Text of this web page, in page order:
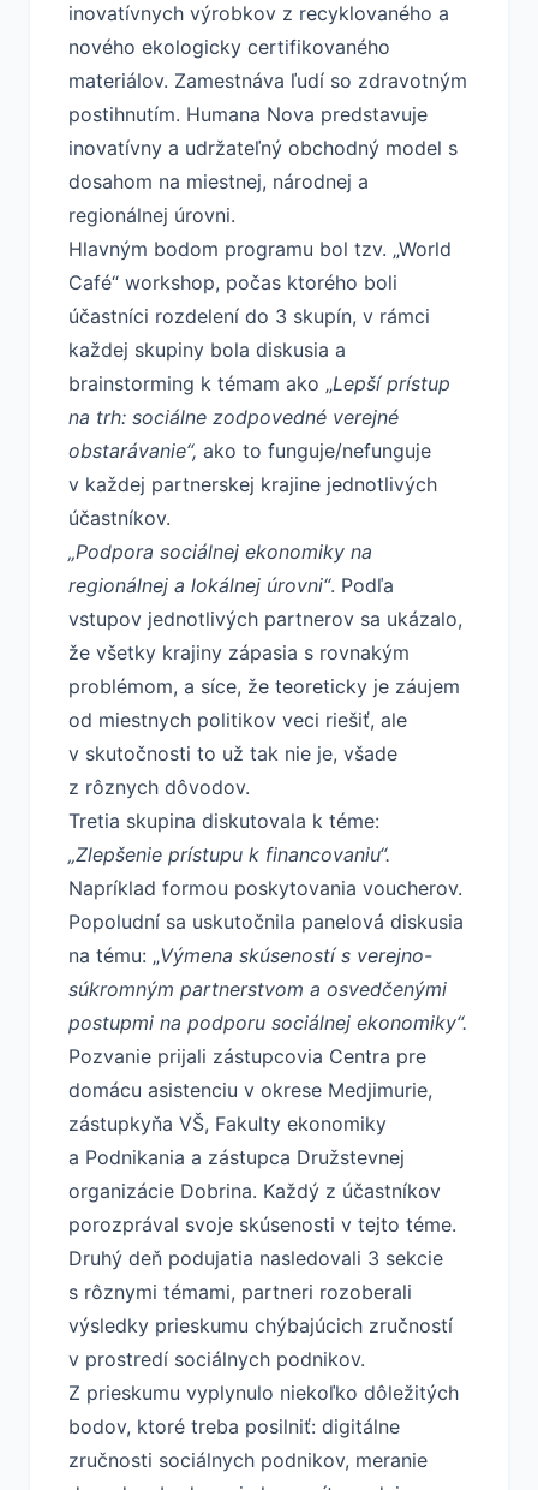
inovatívnych výrobkov z recyklovaného a
nového ekologicky certifikovaného
materiálov. Zamestnáva ľudí so zdravotným
postihnutím. Humana Nova predstavuje
inovatívny a udržateľný obchodný model s
dosahom na miestnej, národnej a
regionálnej úrovni.
Hlavným bodom programu bol tzv. „World
Café“ workshop, počas ktorého boli
účastníci rozdelení do 3 skupín, v rámci
každej skupiny bola diskusia a
brainstorming k témam ako „Lepší prístup
na trh: sociálne zodpovedné verejné
obstarávanie“, ako to funguje/nefunguje
v každej partnerskej krajine jednotlivých
účastníkov.
„Podpora sociálnej ekonomiky na
regionálnej a lokálnej úrovni“. Podľa
vstupov jednotlivých partnerov sa ukázalo,
že všetky krajiny zápasia s rovnakým
problémom, a síce, že teoreticky je záujem
od miestnych politikov veci riešiť, ale
v skutočnosti to už tak nie je, všade
z rôznych dôvodov.
Tretia skupina diskutovala k téme:
„Zlepšenie prístupu k financovaniu“.
Napríklad formou poskytovania voucherov.
Popoludní sa uskutočnila panelová diskusia
na tému: „Výmena skúseností s verejno-
súkromným partnerstvom a osvedčenými
postupmi na podporu sociálnej ekonomiky“.
Pozvanie prijali zástupcovia Centra pre
domácu asistenciu v okrese Medjimurie,
zástupkyňa VŠ, Fakulty ekonomiky
a Podnikania a zástupca Družstevnej
organizácie Dobrina. Každý z účastníkov
porozprával svoje skúsenosti v tejto téme.
Druhý deň podujatia nasledovali 3 sekcie
s rôznymi témami, partneri rozoberali
výsledky prieskumu chýbajúcich zručností
v prostredí sociálnych podnikov.
Z prieskumu vyplynulo niekoľko dôležitých
bodov, ktoré treba posilniť: digitálne
zručnosti sociálnych podnikov, meranie